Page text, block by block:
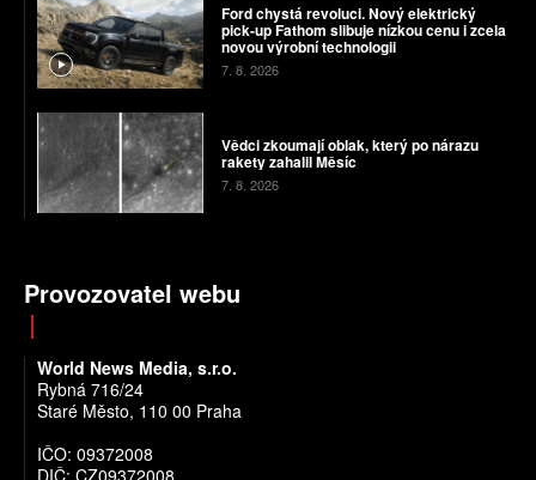
Ford chystá revoluci. Nový elektrický
pick-up Fathom slibuje nízkou cenu i zcela
novou výrobní technologii
7. 8. 2026
Vědci zkoumají oblak, který po nárazu
rakety zahalil Měsíc
7. 8. 2026
Provozovatel webu
World News Media, s.r.o.
Rybná 716/24
Staré Město, 110 00 Praha
IČO: 09372008
DIČ: CZ09372008